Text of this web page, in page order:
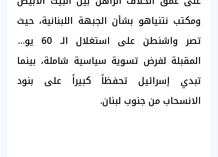
ومكتب نتنياهو بشأن الجبهة اللبنانية، حيث
تصر واشنطن على استغلال الـ 60 يوماً
المقبلة لفرض تسوية سياسية شاملة، بينما
تبدي إسرائيل تحفظاً كبيراً على بنود
الانسحاب من جنوب لبنان.